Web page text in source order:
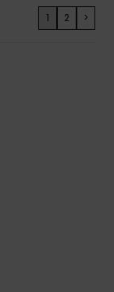
1 2 >